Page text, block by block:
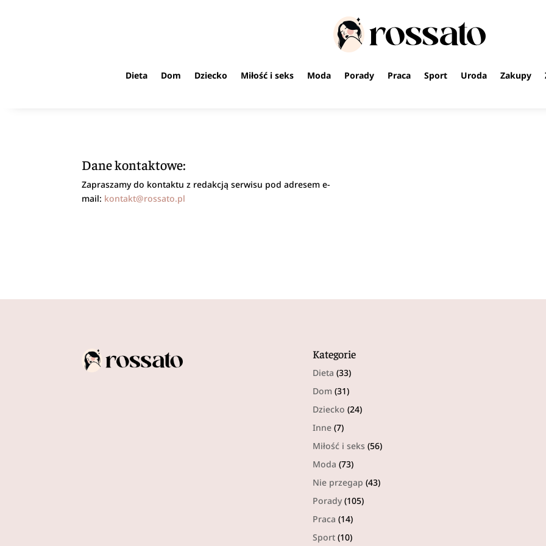
Dieta Dom Dziecko Miłość i seks Moda Porady Praca Sport Uroda Zakupy
Dane kontaktowe:
Zapraszamy do kontaktu z redakcją serwisu pod adresem e-
mail: kontakt@rossato.pl
Kategorie
Dieta (33)
Dom (31)
Dziecko (24)
Inne(7)
Miłość i seks (56)
Moda (73)
Nie przegap (43)
Porady(105)
Praca (14)
Sport(10)